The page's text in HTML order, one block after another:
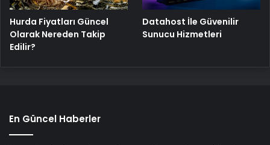
Hurda Fiyatları Güncel
Olarak Nereden Takip
Edilir?
Datahost İle Güvenilir
Sunucu Hizmetleri
En Güncel Haberler